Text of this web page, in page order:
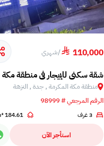
110,000
/شهري
شقة سكني للإيجار في منطقة مكة
منطقة مكة المكرمة , جدة , النزهة
الرقم المرجعي # 98999
3 غرف 184.61 m²
استأجر الآن